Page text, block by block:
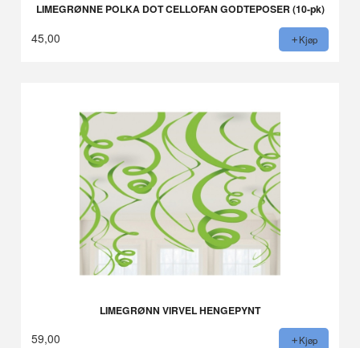
LIMEGRØNNE POLKA DOT CELLOFAN GODTEPOSER (10-pk)
45,00 Kjøp
LIMEGRØNN VIRVEL HENGEPYNT
59,00 Kjøp